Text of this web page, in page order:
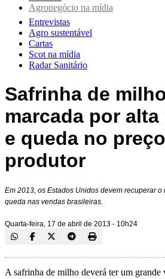
Agronegócio na mídia
Entrevistas
Agro sustentável
Cartas
Scot na mídia
Radar Sanitário
Safrinha de
marcada por
e queda no
produtor
Em 2013, os Estados Unidos devem recuperar
queda nas vendas brasileiras.
Quarta-feira, 17 de abril de 2013 - 10h24
A safrinha de milho deverá ter um